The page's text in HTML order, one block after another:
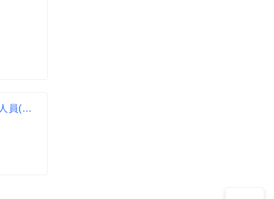
★一頭班★【貳樓餐廳-台北師大店】內場備料人員(近師大商圈)_空班津貼另計